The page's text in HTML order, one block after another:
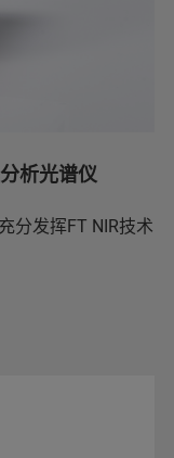
析光谱仪
分发挥FT NIR技术